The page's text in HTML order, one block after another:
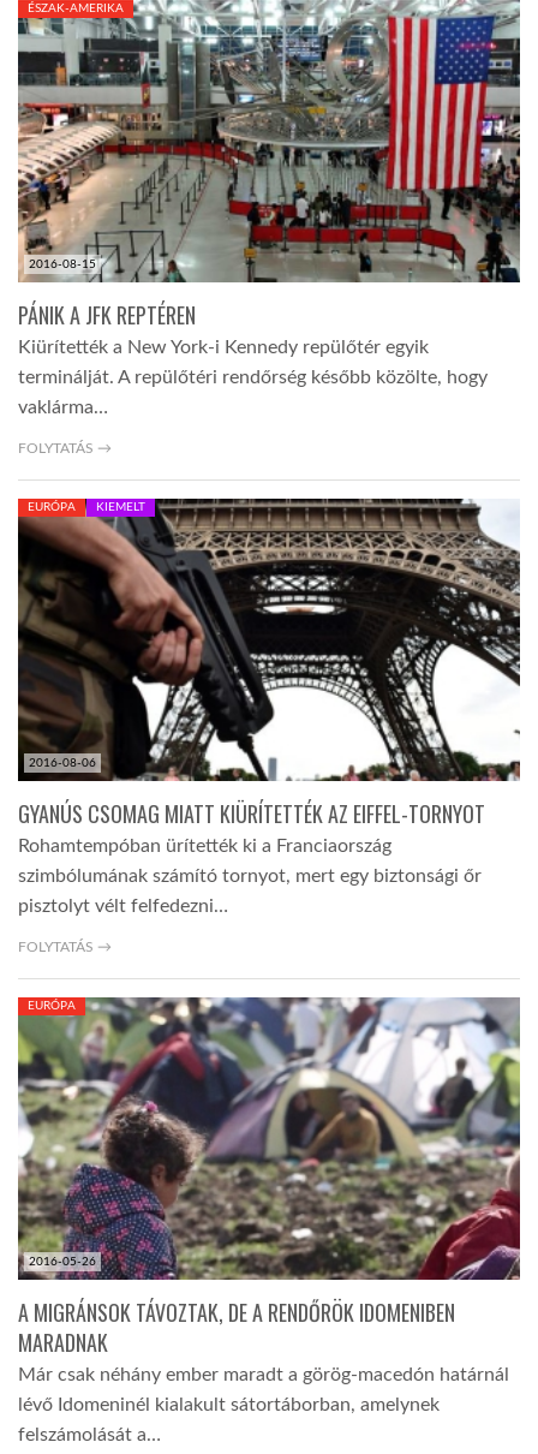
GLOBOZSARU
DOBRAVERO.HU
LATIMO.HU
GLOBOBOOK
2016-08-15
ÉSZAK-AMERIKA
PÁNIK A JFK REPTÉREN
Kiürítették a New York-i Kennedy repülőtér egyik
terminálját. A repülőtéri rendőrség később közölte, hogy
vaklárma…
FOLYTATÁS →
2016-08-06
EURÓPA KIEMELT
GYANÚS CSOMAG MIATT KIÜRÍTETTÉK AZ EIFFEL-TORNYOT
Rohamtempóban ürítették ki a Franciaország
szimbólumának számító tornyot, mert egy biztonsági őr
pisztolyt vélt felfedezni…
FOLYTATÁS →
2016-05-26
EURÓPA
A MIGRÁNSOK TÁVOZTAK, DE A RENDŐRÖK IDOMENIBEN
MARADNAK
Már csak néhány ember maradt a görög-macedón határnál
lévő Idomeninél kialakult sátortáborban, amelynek
felszámolását a…